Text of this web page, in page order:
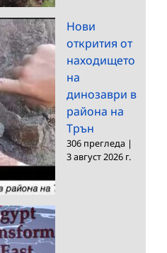
Нови
открития от
находището
на
динозаври в
района на
Трън
306 прегледа |
3 август 2026 г.